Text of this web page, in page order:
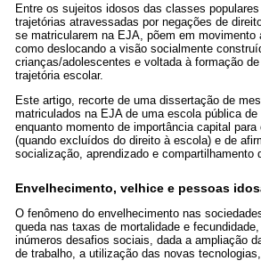
Entre os sujeitos idosos das classes
trajetórias atravessadas por negações de
se matricularem na EJA, põem em movimento
como deslocando a visão socialmente
crianças/adolescentes e voltada à formação
trajetória escolar.
Este artigo, recorte de uma dissertação de
matriculados na EJA de uma escola pública
enquanto momento de importância capital
(quando excluídos do direito à escola) e de
socialização, aprendizado e compartilhamento
Envelhecimento, velhice e pessoas
O fenômeno do envelhecimento nas
queda nas taxas de mortalidade e
inúmeros desafios sociais, dada a ampliação
de trabalho, a utilização das novas